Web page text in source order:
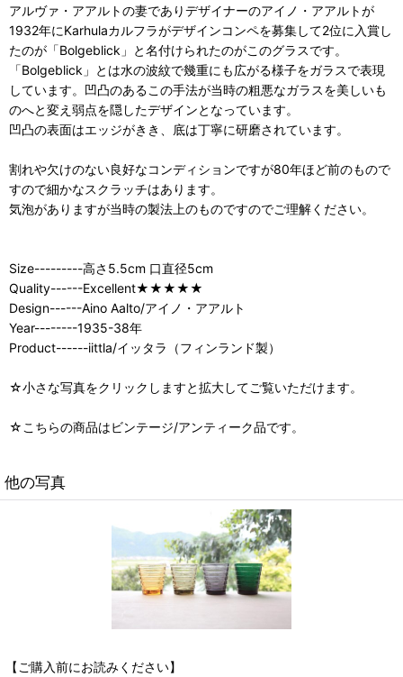
アルヴァ・アアルトの妻でありデザイナーのアイノ・アアルトが
1932年にKarhulaカルフラがデザインコンペを募集して2位に入賞し
たのが「Bolgeblick」と名付けられたのがこのグラスです。
「Bolgeblick」とは水の波紋で幾重にも広がる様子をガラスで表現
しています。凹凸のあるこの手法が当時の粗悪なガラスを美しいも
のへと変え弱点を隠したデザインとなっています。
凹凸の表面はエッジがきき、底は丁寧に研磨されています。
割れや欠けのない良好なコンディションですが80年ほど前のもので
すので細かなスクラッチはあります。
気泡がありますが当時の製法上のものですのでご理解ください。
Size---------高さ5.5cm 口直径5cm
Quality------Excellent★★★★★
Design------Aino Aalto/アイノ・アアルト
Year--------1935-38年
Product------iittla/イッタラ（フィンランド製）
☆小さな写真をクリックしますと拡大してご覧いただけます。
☆こちらの商品はビンテージ/アンティーク品です。
他の写真
【ご購入前にお読みください】